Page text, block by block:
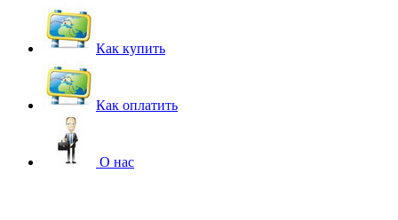
Как купить
Как оплатить
О нас